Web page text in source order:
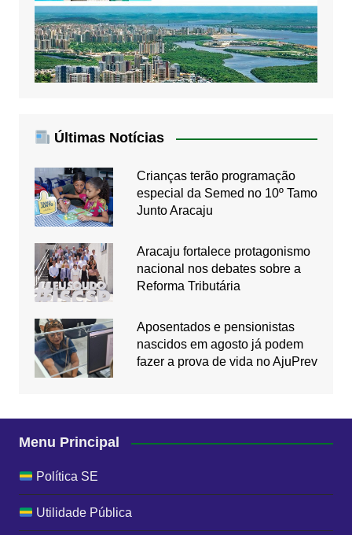
Últimas Notícias
Crianças terão programação
especial da Semed no 10º Tamo
Junto Aracaju
Aracaju fortalece protagonismo
nacional nos debates sobre a
Reforma Tributária
Aposentados e pensionistas
nascidos em agosto já podem
fazer a prova de vida no AjuPrev
Menu Principal
Política SE
Utilidade Pública